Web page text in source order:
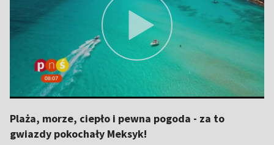
Plaża, morze, ciepło i pewna pogoda - za to
gwiazdy pokochały Meksyk!